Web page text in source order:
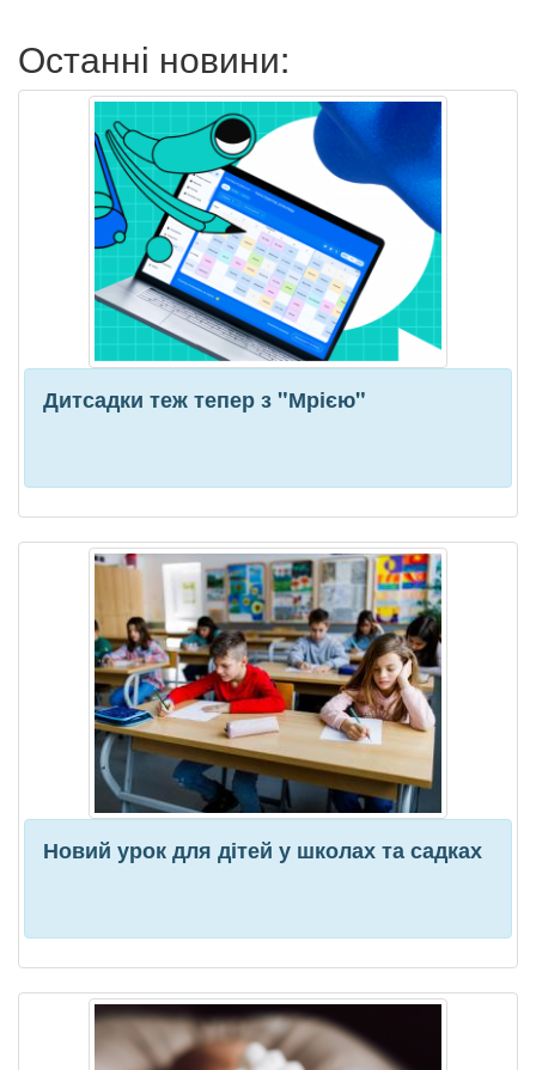
Останні новини:
Дитсадки теж тепер з "Мрією"
Новий урок для дітей у школах та садках